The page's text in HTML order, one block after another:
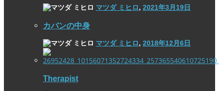
マツダ ミヒロ, 2021年3月19日
カバンの中身
マツダ ミヒロ, 2018年12月6日
Therapist